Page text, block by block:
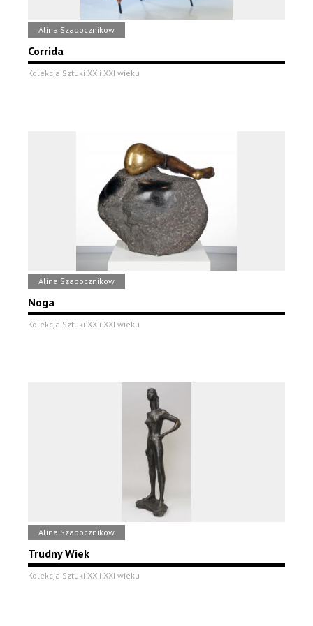
Alina Szapocznikow
Corrida
Kolekcja Sztuki XX i XXI wieku
Alina Szapocznikow
Noga
Kolekcja Sztuki XX i XXI wieku
Alina Szapocznikow
Trudny Wiek
Kolekcja Sztuki XX i XXI wieku